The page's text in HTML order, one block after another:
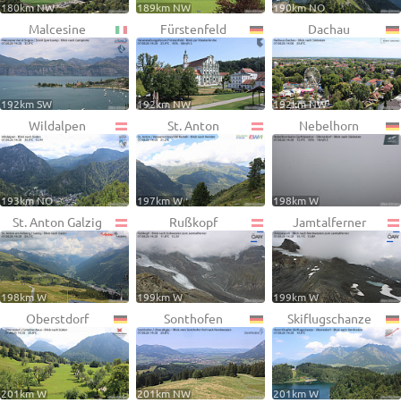
180km NW 189km NW 190km NO
Malcesine
192km SW
Fürstenfeld
192km NW
Dachau
192km NW
Wildalpen
193km NO
St. Anton
197km W
Nebelhorn
198km W
St. Anton Galzig
198km W
Rußkopf
199km W
Jamtalferner
199km W
Oberstdorf
201km W
Sonthofen
201km NW
Skiflugschanze
201km W